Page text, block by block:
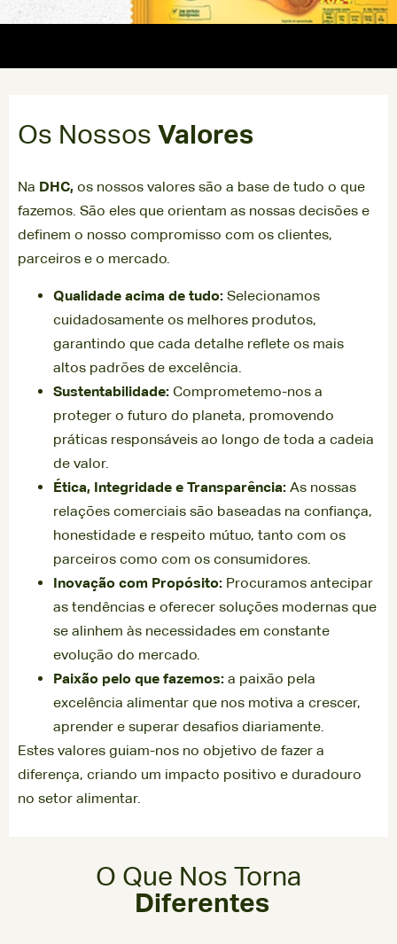
Os Nossos Valores
Na DHC, os nossos valores são a base de tudo o que
fazemos. São eles que orientam as nossas decisões e
definem o nosso compromisso com os clientes,
parceiros e o mercado.
Qualidade acima de tudo: Selecionamos
cuidadosamente os melhores produtos,
garantindo que cada detalhe reflete os mais
altos padrões de excelência.
Sustentabilidade: Comprometemo-nos a
proteger o futuro do planeta, promovendo
práticas responsáveis ao longo de toda a cadeia
de valor.
Ética, Integridade e Transparência: As nossas
relações comerciais são baseadas na confiança,
honestidade e respeito mútuo, tanto com os
parceiros como com os consumidores.
Inovação com Propósito: Procuramos antecipar
as tendências e oferecer soluções modernas que
se alinhem às necessidades em constante
evolução do mercado.
Paixão pelo que fazemos: a paixão pela
excelência alimentar que nos motiva a crescer,
aprender e superar desafios diariamente.
Estes valores guiam-nos no objetivo de fazer a
diferença, criando um impacto positivo e duradouro
no setor alimentar.
O Que Nos Torna
Diferentes